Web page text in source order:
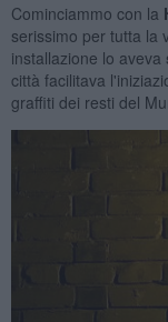
Cominciammo con la
serissimo per tutta la
installazione lo aveva
città facilitava
graffiti dei resti del